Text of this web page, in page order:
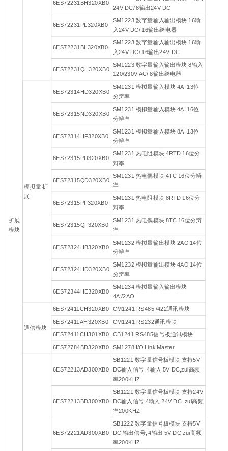
扩展
模块
6ES72231BH320XB0
24V DC/ 8输出24V DC
6ES72231PL320XB0
SM1223 数字量输入输出模块 16输
入24V DC/ 16输出继电器
6ES72231BL320XB0
SM1223 数字量输入输出模块 16输
入24V DC/ 16输出24V DC
6ES72231QH320XB0
SM1223 数字量输入输出模块 8输入
120/230V AC/ 8输出继电器
模拟量 扩
展
6ES72314HD320XB0
SM1231 模拟量输入模块 4AI 13位
分辩率
6ES72315ND320XB0
SM1231 模拟量输入模块 4AI 16位
分辩率
6ES72314HF320XB0
SM1231 模拟量输入模块 8AI 13位
分辩率
6ES72315PD320XB0
SM1231 热电阻模块 4RTD 16位分
辩率
6ES72315QD320XB0
SM1231 热电偶模块 4TC 16位分辩
率
6ES72315PF320XB0
SM1231 热电阻模块 8RTD 16位分
辩率
6ES72315QF320XB0
SM1231 热电偶模块 8TC 16位分辩
率
6ES72324HB320XB0
SM1232 模拟量输出模块 2AO 14位
分辩率
6ES72324HD320XB0
SM1232 模拟量输出模块 4AO 14位
分辩率
6ES72344HE320XB0
SM1234 模拟量输入输出模块
4AI/2AO
通信模块
6ES72411CH320XB0 CM1241 RS485 /422通讯模块
6ES72411AH320XB0
CM1241 RS232通讯模块
6ES72411CH301XB0
CB1241 RS485信号板通讯模块
6ES72784BD320XB0
SM1278 I/O Link Master
6ES72213AD300XB0
SB1221 数字量信号板模块,支持5V
DC输入信号, 4输入 5V DC,zui高频
率200KHZ
6ES72213BD300XB0
SB1221 数字量信号板模块,支持24V
DC输入信号,4输入 24V DC ,zui高频
率200KHZ
6ES72221AD300XB0
SB1222 数字量信号板模块 支持5V
DC 输出信号, 4输出 5V DC,zui高频
率200KHZ